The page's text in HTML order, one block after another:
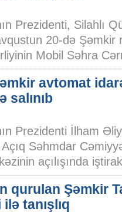
Prezidenti, Silahlı
20-də Şəmkir
Mobil Səhra
avtomat
salınıb
Prezidenti İlham
Açıq Səhmdar
açılışında
qurulan Şəmkir
tanışlıq